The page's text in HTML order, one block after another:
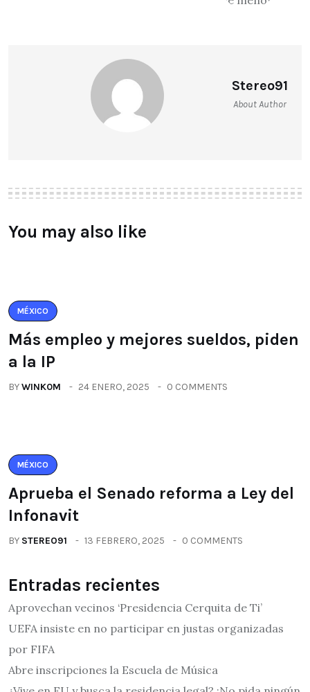
Stereo91
About Author
You may also like
MÉXICO
Más empleo y mejores sueldos, piden
a la IP
BYWINK0M 24 ENERO, 2025 0 COMMENTS
MÉXICO
Aprueba el Senado reforma a Ley del
Infonavit
BY STEREO91 13 FEBRERO, 2025 0 COMMENTS
Entradas recientes
Aprovechan vecinos ‘Presidencia Cerquita de Ti’
UEFA insiste en no participar en justas organizadas
por FIFA
Abre inscripciones la Escuela de Música